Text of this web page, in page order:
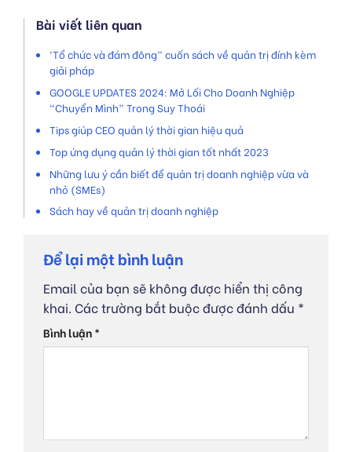
Bài viết liên quan
‘Tổ chức và đám đông” cuốn sách về quản trị đính kèm
giải pháp
GOOGLE UPDATES 2024: Mở Lối Cho Doanh Nghiệp
“Chuyển Mình” Trong Suy Thoái
Tips giúp CEO quản lý thời gian hiệu quả
Top ứng dụng quản lý thời gian tốt nhất 2023
Những lưu ý cần biết để quản trị doanh nghiệp vừa và
nhỏ (SMEs)
Sách hay về quản trị doanh nghiệp
Để lại một bình luận
Email của bạn sẽ không được hiển thị công
khai. Các trường bắt buộc được đánh dấu *
Bình luận*